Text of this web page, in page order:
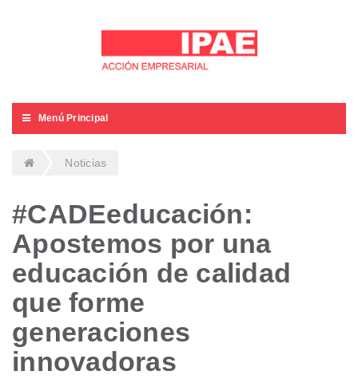
Menú Principal
Noticias
#CADEeducación:
Apostemos por una
educación de calidad
que forme
generaciones
innovadoras